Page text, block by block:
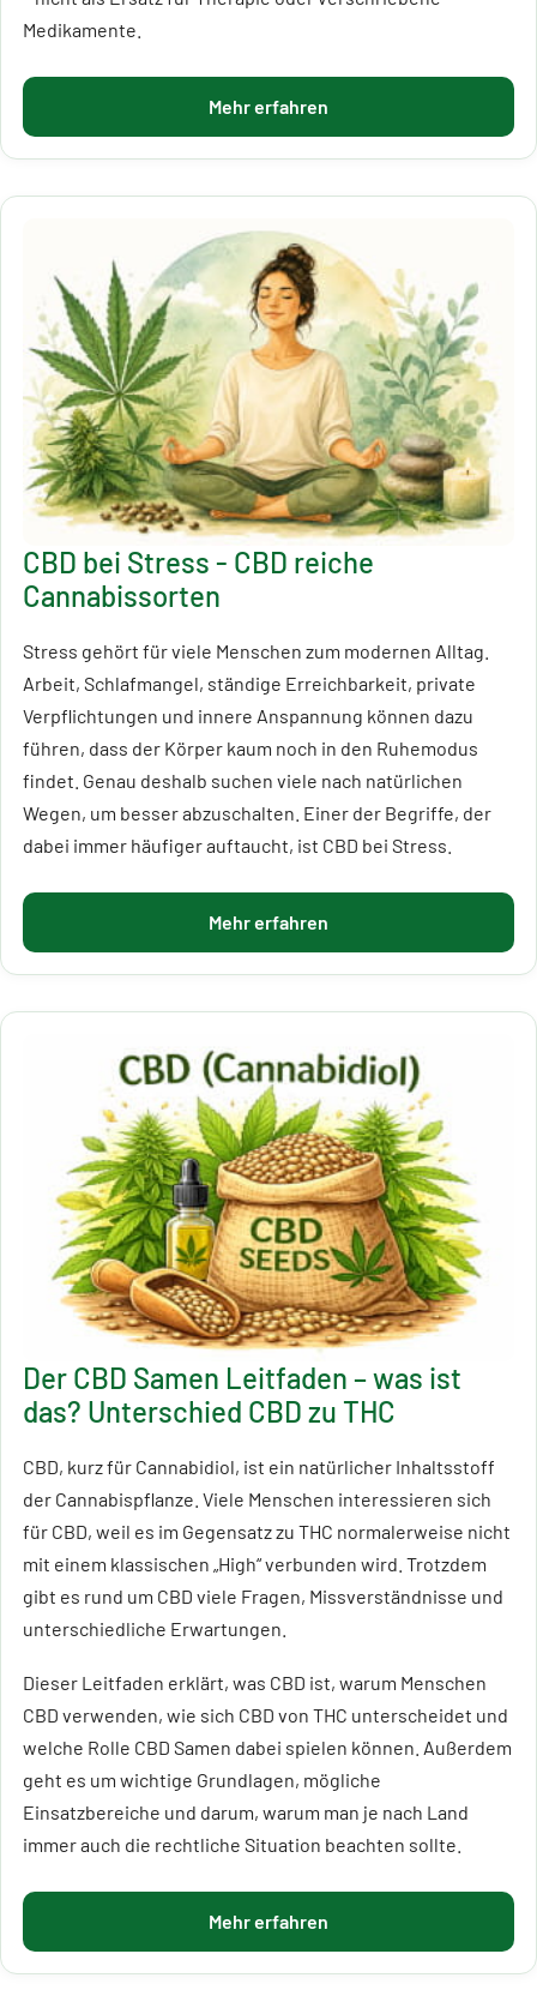
Medikamente.
Mehr erfahren
CBD bei Stress - CBD reiche
Cannabissorten
Stress gehört für viele Menschen zum modernen Alltag.
Arbeit, Schlafmangel, ständige Erreichbarkeit, private
Verpflichtungen und innere Anspannung können dazu
führen, dass der Körper kaum noch in den Ruhemodus
findet. Genau deshalb suchen viele nach natürlichen
Wegen, um besser abzuschalten. Einer der Begriffe, der
dabei immer häufiger auftaucht, ist CBD bei Stress.
Mehr erfahren
Der CBD Samen Leitfaden – was ist
das? Unterschied CBD zu THC
CBD, kurz für Cannabidiol, ist ein natürlicher Inhaltsstoff
der Cannabispflanze. Viele Menschen interessieren sich
für CBD, weil es im Gegensatz zu THC normalerweise nicht
mit einem klassischen „High“ verbunden wird. Trotzdem
gibt es rund um CBD viele Fragen, Missverständnisse und
unterschiedliche Erwartungen.
Dieser Leitfaden erklärt, was CBD ist, warum Menschen
CBD verwenden, wie sich CBD von THC unterscheidet und
welche Rolle CBD Samen dabei spielen können. Außerdem
geht es um wichtige Grundlagen, mögliche
Einsatzbereiche und darum, warum man je nach Land
immer auch die rechtliche Situation beachten sollte.
Mehr erfahren